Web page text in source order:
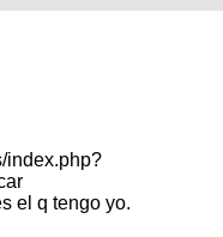
index.php?
el q tengo yo.